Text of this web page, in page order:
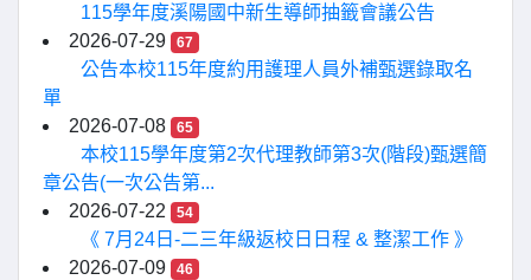
115學年度溪陽國中新生導師抽籤會議公告
2026-07-29
67
公告本校115年度約用護理人員外補甄選錄取名
單
2026-07-08
65
本校115學年度第2次代理教師第3次(階段)甄選簡
章公告(一次公告第...
2026-07-22
54
《 7月24日-二三年級返校日日程 & 整潔工作 》
2026-07-09
46